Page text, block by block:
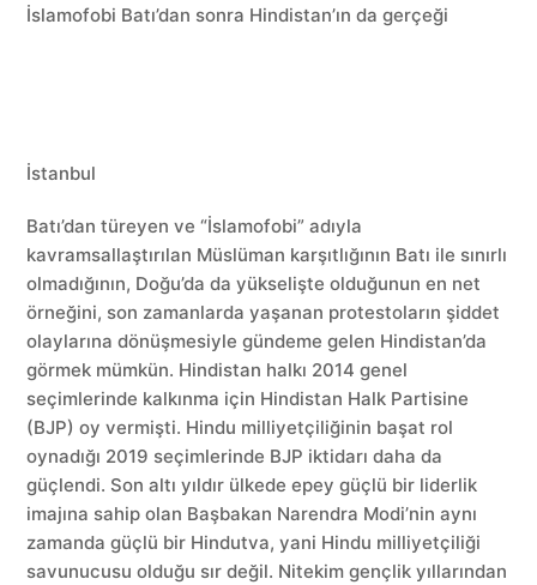
İslamofobi Batı’dan sonra Hindistan’ın da gerçeği
İstanbul
Batı’dan türeyen ve “İslamofobi” adıyla
kavramsallaştırılan Müslüman karşıtlığının Batı ile sınırlı
olmadığının, Doğu’da da yükselişte olduğunun en net
örneğini, son zamanlarda yaşanan protestoların şiddet
olaylarına dönüşmesiyle gündeme gelen Hindistan’da
görmek mümkün. Hindistan halkı 2014 genel
seçimlerinde kalkınma için Hindistan Halk Partisine
(BJP) oy vermişti. Hindu milliyetçiliğinin başat rol
oynadığı 2019 seçimlerinde BJP iktidarı daha da
güçlendi. Son altı yıldır ülkede epey güçlü bir liderlik
imajına sahip olan Başbakan Narendra Modi’nin aynı
zamanda güçlü bir Hindutva, yani Hindu milliyetçiliği
savunucusu olduğu sır değil. Nitekim gençlik yıllarından